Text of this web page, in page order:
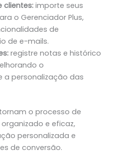
clientes: importe seus
o Gerenciador Plus,
de
de e-mails.
registre notas e histórico
o
personalização das
o processo de
e eficaz,
personalizada e
de conversão.